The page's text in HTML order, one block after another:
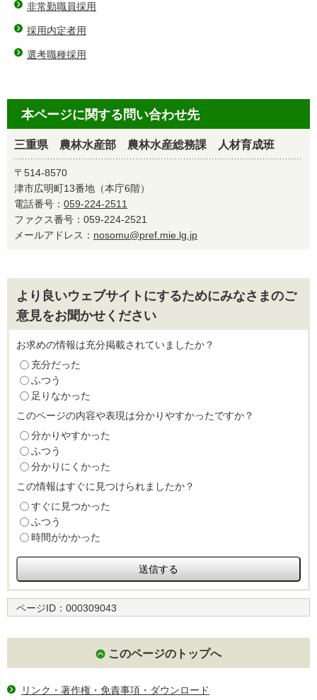
非常勤職員採用
採用内定者用
選考職種採用
本ページに関する問い合わせ先
三重県 農林水産部 農林水産総務課 人材育成班
〒514-8570
津市広明町13番地（本庁6階）
電話番号： 059-224-2511
ファクス番号：059-224-2521
メールアドレス： nosomu@pref.mie.lg.jp
より良いウェブサイトにするためにみなさまのご
意見をお聞かせください
お求めの情報は充分掲載されていましたか？
充分だった
ふつう
足りなかった
このページの内容や表現は分かりやすかったですか？
分かりやすかった
ふつう
分かりにくかった
この情報はすぐに見つけられましたか？
すぐに見つかった
ふつう
時間がかかった
ページID： 000309043
このページのトップへ
リンク・著作権・免責事項・ダウンロード